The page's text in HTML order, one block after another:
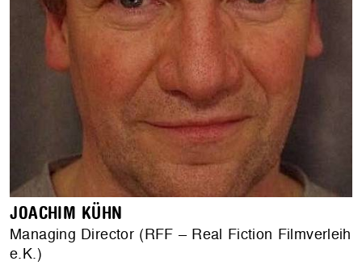
JOACHIM KÜHN
Managing Director (RFF – Real Fiction Filmverleih
e.K.)